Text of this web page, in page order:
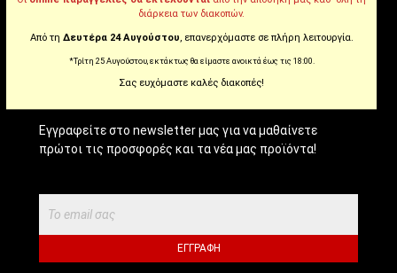
NEWSLETTER!
Εγγραφείτε στο newsletter μας για να μαθαίνετε
πρώτοι τις προσφορές και τα νέα μας προϊόντα!
ΕΓΓΡΑΦΉ
διάρκεια των διακοπών.
Από τη Δευτέρα 24 Αυγούστου, επανερχόμαστε σε πλήρη λειτουργία.
*Τρίτη 25 Αυγούστου, εκτάκτως θα είμαστε ανοικτά έως τις 18:00.
Σας ευχόμαστε καλές διακοπές!